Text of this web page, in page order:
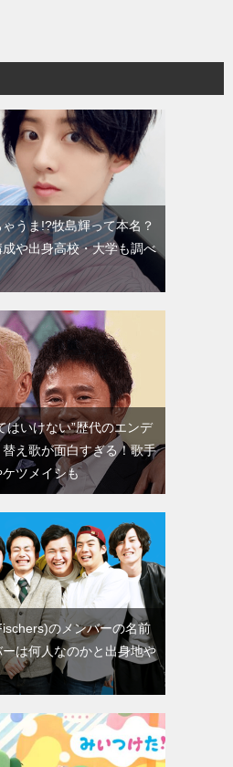
うま!?牧島輝って本名？
や出身高校・大学も調べ
はいけない”歴代のエンデ
え歌が面白すぎる！歌手
ツメイシも
のメンバーの名前
は何人なのかと出身地や